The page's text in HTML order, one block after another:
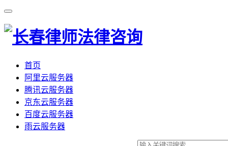
首页
阿里云服务器
腾讯云服务器
京东云服务器
百度云服务器
雨云服务器